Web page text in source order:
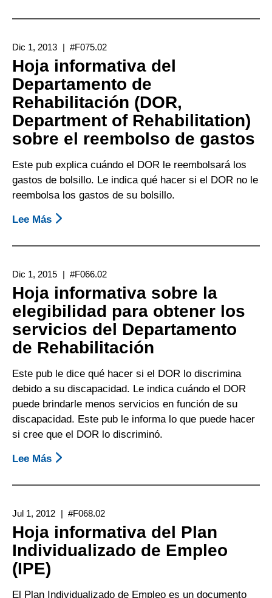
Informativa
Las
Opciones
Y
El
Proceso
De
Apelación
Departamento
De
Rehabilitación
De
Dic 1, 2013 #F075.02
Hoja informativa del
Departamento de
Rehabilitación (DOR,
Department of Rehabilitation)
sobre el reembolso de gastos
Este pub explica cuándo el DOR le reembolsará los
gastos de bolsillo. Le indica qué hacer si el DOR no le
reembolsa los gastos de su bolsillo.
Lee Más Sobre
Informativa
Departamento
De
Rehabilitación
(DOR,
Department
Of
Rehabilitation)
Sobre
El
Reembolso
De
Dic 1, 2015 #F066.02
Hoja informativa sobre la
elegibilidad para obtener los
servicios del Departamento
de Rehabilitación
Este pub le dice qué hacer si el DOR lo discrimina
debido a su discapacidad. Le indica cuándo el DOR
puede brindarle menos servicios en función de su
discapacidad. Este pub le informa lo que puede hacer
si cree que el DOR lo discriminó.
Lee Más Sobre
Informativa
La
Elegibilidad
Para
Servicios
Jul 1, 2012 #F068.02
Hoja informativa del Plan
Individualizado de Empleo
(IPE)
El Plan Individualizado de Empleo es un documento